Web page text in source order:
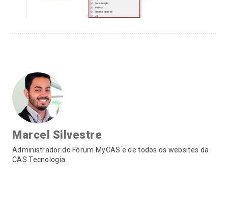
Marcel Silvestre
Administrador do Fórum MyCAS e de todos os websites da
CAS Tecnologia.